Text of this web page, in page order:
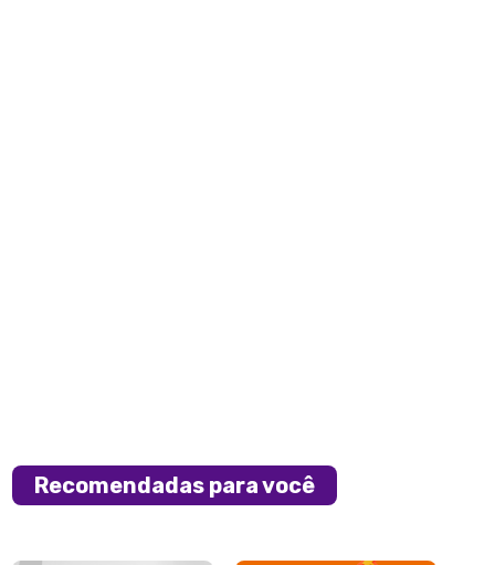
Recomendadas para você